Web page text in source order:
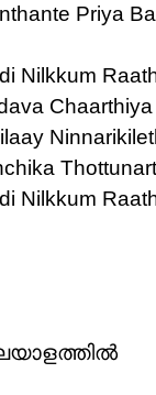
Priya
Nilkkum
Nilkkum